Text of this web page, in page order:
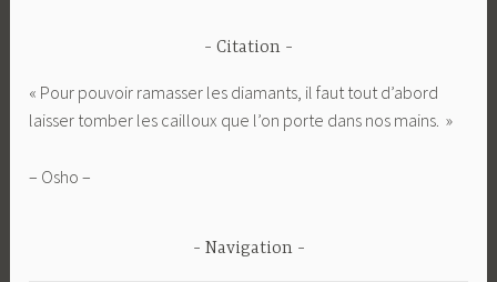
Citation
« Pour pouvoir ramasser les diamants, il faut tout d’abord
laisser tomber les cailloux que l’on porte dans nos mains. »
– Osho –
Navigation